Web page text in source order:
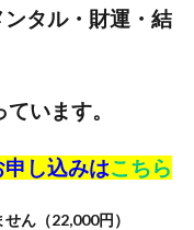
タル・財運・結
います。
し込みはこちら
（22,000円）